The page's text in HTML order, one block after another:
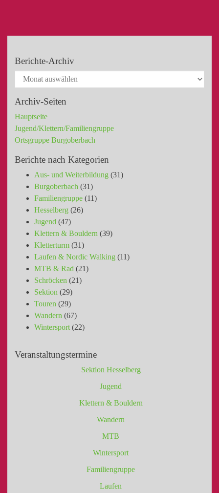
Berichte-Archiv
Archiv-Seiten
Hauptseite
Jugend/Klettern/Familiengruppe
Ortsgruppe Burgoberbach
Berichte nach Kategorien
Aus- und Weiterbildung (31)
Burgoberbach (31)
Familiengruppe (11)
Hesselberg (26)
Jugend (47)
Klettern & Bouldern (39)
Kletterturm (31)
Laufen & Nordic Walking (11)
MTB & Rad (21)
Schröcken (21)
Sektion (29)
Touren (29)
Wandern (67)
Wintersport (22)
Veranstaltungstermine
Sektion Hesselberg
Jugend
Klettern & Bouldern
Wandern
MTB
Wintersport
Familiengruppe
Laufen